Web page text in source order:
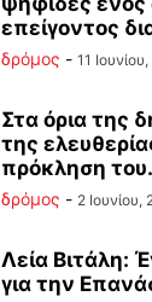
επείγοντος
δρόμος - 11
Στα όρια της
της
πρόκληση
δρόμος - 2 Ιουνίου,
Λεία Βιτάλη:
για την